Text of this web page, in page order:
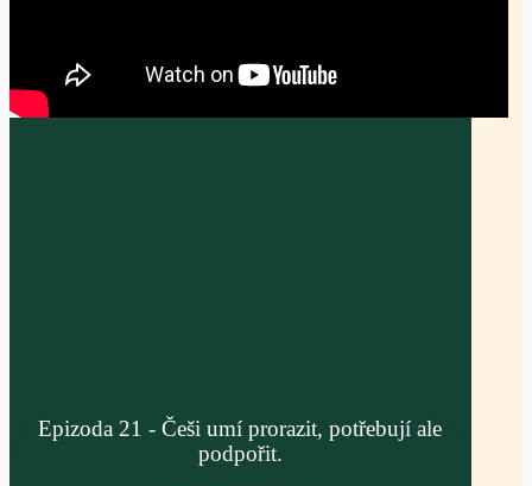
Epizoda 21 - Češi umí prorazit, potřebují ale
podpořit.